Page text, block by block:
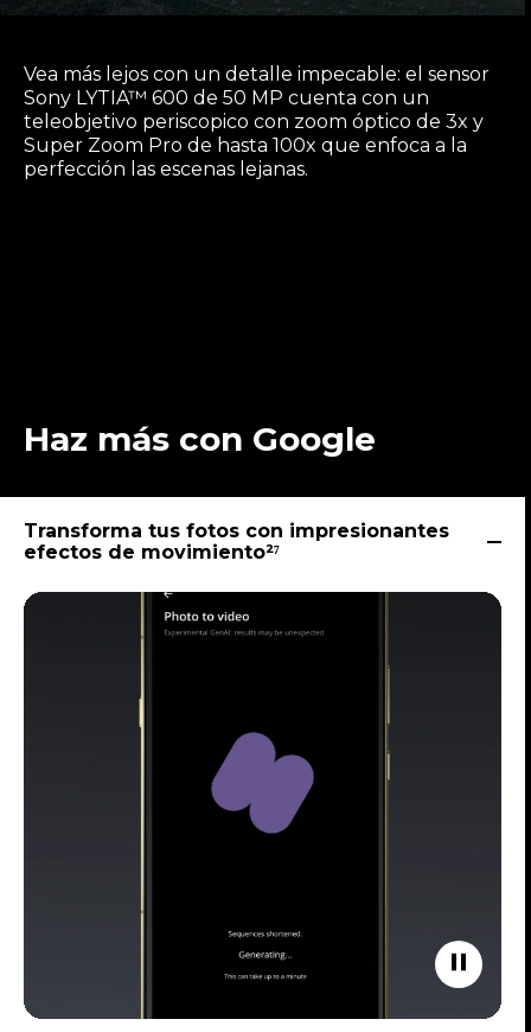
Vea más lejos con un detalle impecable: el sensor
Sony LYTIA™ 600 de 50 MP cuenta con un
teleobjetivo periscopico con zoom óptico de 3x y
Super Zoom Pro de hasta 100x que enfoca a la
perfección las escenas lejanas.
Haz más con Google
Transforma tus fotos con impresionantes
efectos de movimiento²⁷